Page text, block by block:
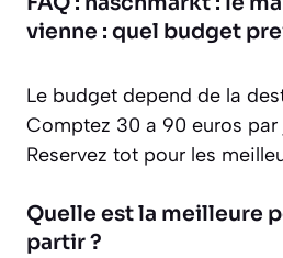
vienne : quel budget
Le budget depend de la
Comptez 30 a 90 euros par
Reservez tot pour les
Quelle est la meilleure
partir ?